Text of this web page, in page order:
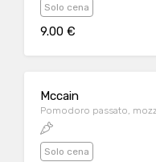
Solo cena
9.00 €
Mccain
Pomodoro passato,
Solo cena